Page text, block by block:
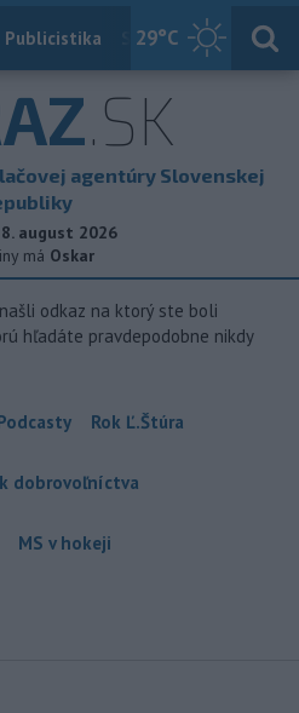
29°C
Publicistika Slovensko
.SK
agentúry Slovenskej
8. august 2026
má Oskar
odkaz na ktorý ste boli
hľadáte pravdepodobne nikdy
Rok Ľ.Štúra
dobrovoľníctva
MS v hokeji